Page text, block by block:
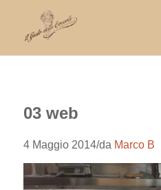
03 web
4 Maggio 2014/da Marco B